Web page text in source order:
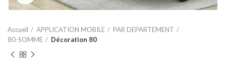
Accueil APPLICATION MOBILE
PAR DEPARTEMENT
80-SOMME
Décoration 80